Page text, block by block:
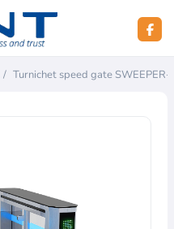
/ Turnichet speed gate SWEEPER-